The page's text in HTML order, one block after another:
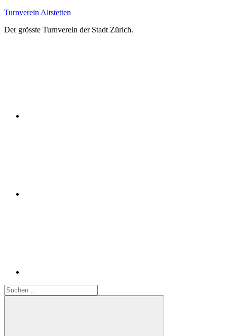
Zum
springen
Turnverein Altstetten
Der grösste Turnverein der Stadt Zürich.
Suchen
nach: